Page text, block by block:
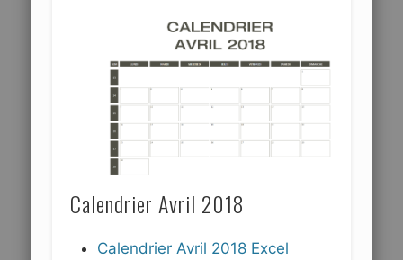
Calendrier Avril 2018
Calendrier Avril 2018 Excel